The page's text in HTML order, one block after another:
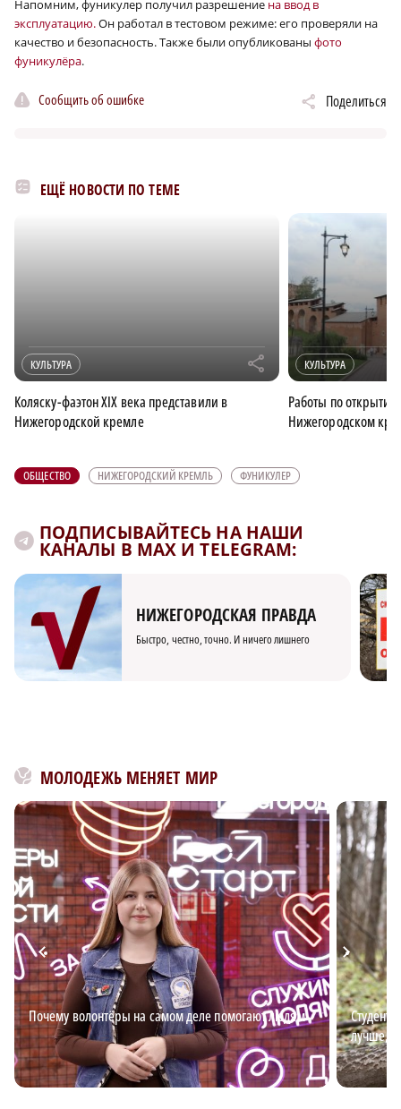
Напомним, фуникулер получил разрешение на ввод в
эксплуатацию.Он работал в тестовом режиме: его проверяли на
качество и безопасность. Также были опубликованы фото
фуникулёра.
Сообщить об ошибке Поделиться
ЕЩЁ НОВОСТИ ПО ТЕМЕ
КУЛЬТУРА r
Коляску-фаэтон XIX века представили в
Нижегородской кремле
КУЛЬТУРА
Работы по
Нижегородском
ОБЩЕСТВО НИЖЕГОРОДСКИЙ КРЕМЛЬ ФУНИКУЛЕР
ПОДПИСЫВАЙТЕСЬ НА НАШИ
КАНАЛЫ В MAX И TELEGRAM:
НИЖЕГОРОДСКАЯ ПРАВДА
Быстро, честно, точно. И ничего лишнего
МОЛОДЕЖЬ МЕНЯЕТ МИР
Почему волонтёры на самом деле помогают людям
лучше,